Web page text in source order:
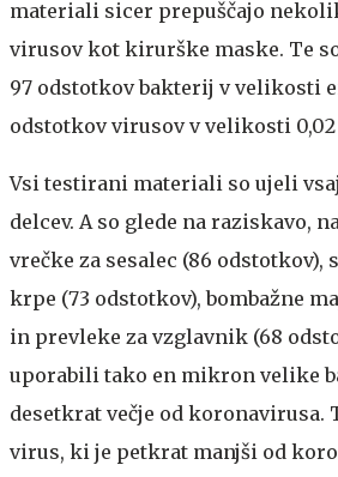
materiali sicer prepuščajo
virusov kot kirurške maske. Te
97 odstotkov bakterij v velikosti
odstotkov virusov v velikosti
Vsi testirani materiali so ujeli
delcev. A so glede na raziskavo,
vrečke za sesalec (86
krpe (73 odstotkov), bombažne
in prevleke za vzglavnik (68
uporabili tako en mikron velike
desetkrat večje od koronavirusa.
virus, ki je petkrat manjši od